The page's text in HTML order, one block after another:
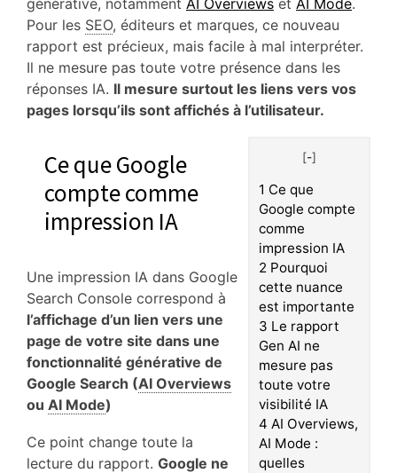
générative, notamment AI Overviews et AI Mode.
Pour les SEO, éditeurs et marques, ce nouveau
rapport est précieux, mais facile à mal interpréter.
Il ne mesure pas toute votre présence dans les
réponses IA. Il mesure surtout les liens vers vos
pages lorsqu’ils sont affichés à l’utilisateur.
[-]
1 Ce que
Google compte
comme
impression IA
2 Pourquoi
cette nuance
est importante
3 Le rapport
Gen AI ne
mesure pas
toute votre
visibilité IA
4 AI Overviews,
AI Mode :
quelles
Ce que Google
compte comme
impression IA
Une impression IA dans Google
Search Console correspond à
l’affichage d’un lien vers une
page de votre site dans une
fonctionnalité générative de
Google Search (AI Overviews
ou AI Mode)
Ce point change toute la
lecture du rapport. Google ne